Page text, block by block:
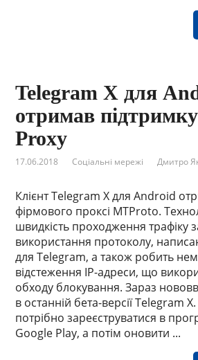
Telegram X для
отримав
Proxy
17.06.2018 Соціальні мережі Дмитро
Клієнт Telegram X для Android
фірмового проксі MTProto.
швидкість проходження трафіку
використання протоколу,
для Telegram, а також робить
відстеження IP-адреси, що
обходу блокування. Зараз
в останній бета-версії Telegram
потрібно зареєструватися в
Google Play, а потім оновити ...